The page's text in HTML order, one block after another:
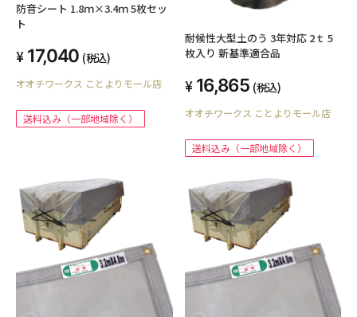
防音シート 1.8ｍ×3.4ｍ 5枚セッ
ト
17,040 (税込)
オオチワークス ことよりモール店
送料込み（一部地域除く）
耐候性大型土のう 3年対応 2ｔ 5
枚入り 新基準適合品
16,865 (税込)
オオチワークス ことよりモール店
送料込み（一部地域除く）